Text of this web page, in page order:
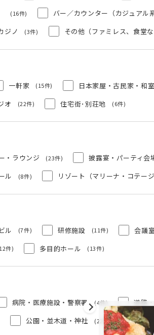
(16件) バー／カウンター（カジュアル系
ジノ (3件) その他（ファミレス、食堂な
一軒家 (15件) 日本家屋・古民家・和室
オ (22件) 住宅街･別荘地 (6件)
・ラウンジ (23件) 披露宴・パーティ会
ル (8件) リゾート（マリーナ・コテー
ビル (7件) 研修施設 (11件) 会議室
件) 多目的ホール (13件)
病院・医療施設・警察署 (4件) 道路
公園・並木道・神社 (22件)